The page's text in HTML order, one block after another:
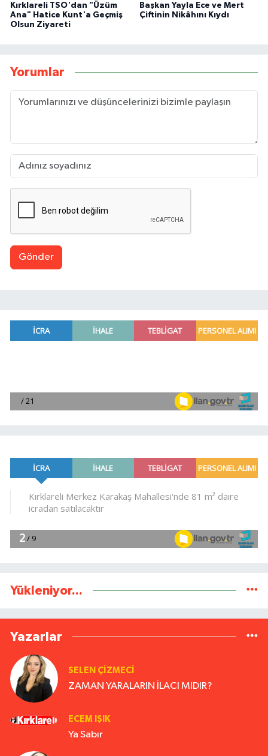
Kırklareli TSO'dan "Üzüm
Ana" Hatice Kunt'a Geçmiş
Olsun Ziyareti
Başkan Yayla Ece ve Mert
Çiftinin Nikâhını Kıydı
Yorumlar
Gönder
Yükleniyor...
Yazarlar
SELEN ÇİZMECİ
ZAMAN YARALARIN İLACI MIDIR?
ECEM IŞIK
Ya Sabır